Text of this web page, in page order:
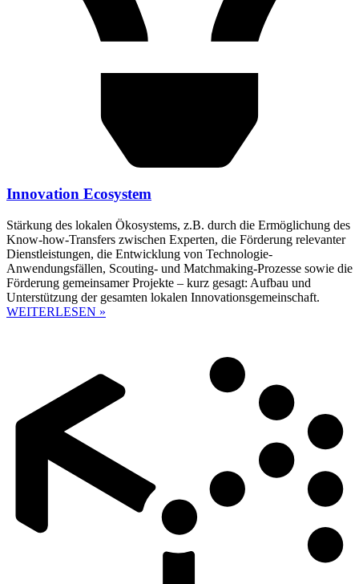
Innovation Ecosystem
Stärkung des lokalen Ökosystems, z.B. durch die Ermöglichung des
Know-how-Transfers zwischen Experten, die Förderung relevanter
Dienstleistungen, die Entwicklung von Technologie-
Anwendungsfällen, Scouting- und Matchmaking-Prozesse sowie die
Förderung gemeinsamer Projekte – kurz gesagt: Aufbau und
Unterstützung der gesamten lokalen Innovationsgemeinschaft.
WEITERLESEN »